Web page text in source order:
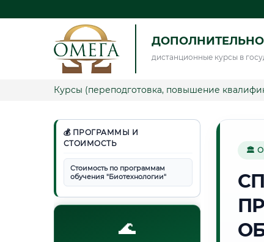
дистанционные курсы в
Курсы (переподготовка, повышение
💰 ПРОГРАММЫ И
СТОИМОСТЬ
Стоимость по программам
обучения "Биотехнологии"
🌊
🏛